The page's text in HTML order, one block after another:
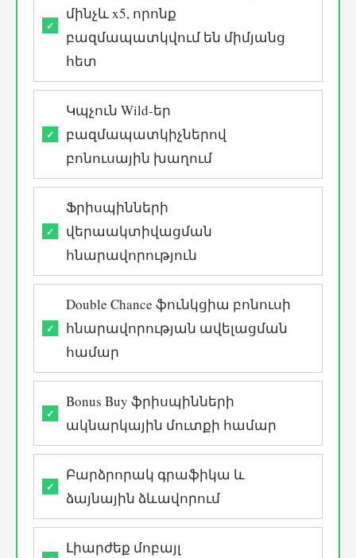
մինչև x5, որոնք
բազմապատկվում են միմյանց
հետ
Կպչուն Wild-եր
բազմապատկիչներով
բոնուսային խաղում
Ֆրիսպինների
վերաակտիվացման
հնարավորություն
Double Chance ֆունկցիա բոնուսի
հնարավորության ավելացման
համար
Bonus Buy ֆրիսպինների
ակնարկային մուտքի համար
Բարձրորակ գրաֆիկա և
ձայնային ձևավորում
Լիարժեք մոբայլ